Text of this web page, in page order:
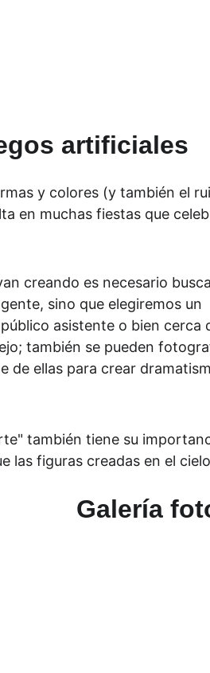
artificiales
y colores (y también el
en muchas fiestas que
creando es necesario
sino que elegiremos un
asistente o bien cerca
también se pueden
de ellas para crear
también tiene su
las figuras creadas en el
Galería